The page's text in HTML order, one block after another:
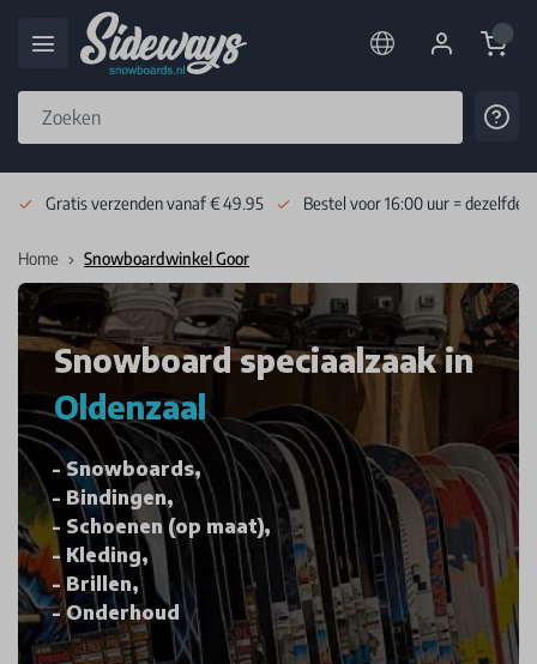
Cart
Gratis verzenden vanaf € 49.95 Bestel voor 16:00 uur = dezelfde
Home Snowboardwinkel Goor
Snowboard speciaalzaak in
Oldenzaal
Snowboards,
Bindingen,
Schoenen (op maat),
Kleding,
Brillen,
Onderhoud